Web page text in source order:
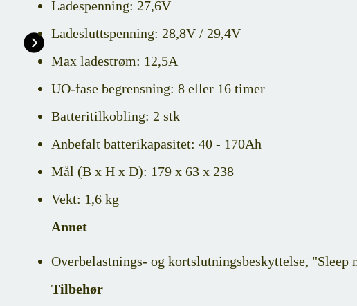
Ladespenning: 27,6V
Ladesluttspenning: 28,8V / 29,4V
Max ladestrøm: 12,5A
UO-fase begrensning: 8 eller 16 timer
Batteritilkobling: 2 stk
Anbefalt batterikapasitet: 40 - 170Ah
Mål (B x H x D): 179 x 63 x 238
Vekt: 1,6 kg
Annet
Overbelastnings- og kortslutningsbeskyttelse, "Sleep
Tilbehør